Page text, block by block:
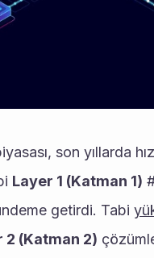
Layer 1 (Katman 1)
getirdi. Tabi
2 (Katman 2)